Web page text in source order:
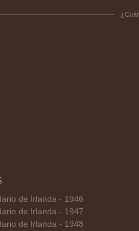
de Irlanda - 1946
de Irlanda - 1947
de Irlanda - 1948